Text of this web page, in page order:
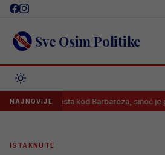
Skip
content Sve Osim Politike
NAJNOVIJE
mjesta kod Barbareza, sinoć je postigao
ISTAKNUTE